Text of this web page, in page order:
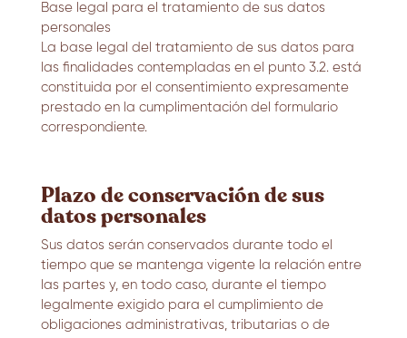
Base legal para el tratamiento de sus datos
personales
La base legal del tratamiento de sus datos para
las finalidades contempladas en el punto 3.2. está
constituida por el consentimiento expresamente
prestado en la cumplimentación del formulario
correspondiente.
Plazo de conservación de sus
datos personales
Sus datos serán conservados durante todo el
tiempo que se mantenga vigente la relación entre
las partes y, en todo caso, durante el tiempo
legalmente exigido para el cumplimiento de
obligaciones administrativas, tributarias o de